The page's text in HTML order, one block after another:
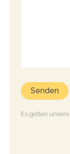
Es gelten unsere